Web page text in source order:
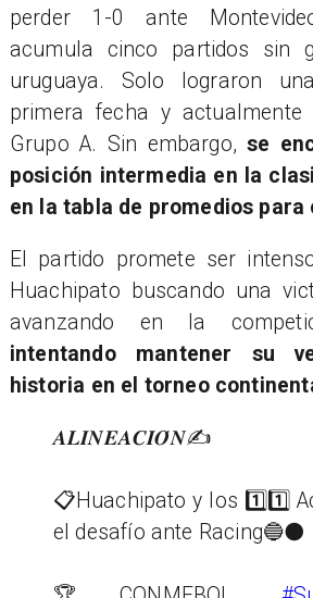
perder 1-0 ante
acumula cinco partidos sin
uruguaya. Solo lograron
primera fecha y actualmente
Grupo A. Sin embargo,se
posición intermedia en la
en la tabla de promedios para
El partido promete ser
Huachipato buscando una
avanzando en la
intentando mantener su
historia en el torneo
𝑨𝑳𝑰𝑵𝑬𝑨𝑪𝑰𝑶́𝑵✍️
📋Huachipato y los 1️⃣1️⃣
el desafío ante Racing🔵⚫️